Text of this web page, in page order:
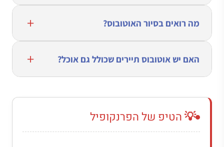
מה רואים בסיור האוטובוס?
האם יש אוטובוס תיירים שכולל גם אוכל?
💡 הטיפ של הפרנקופיל